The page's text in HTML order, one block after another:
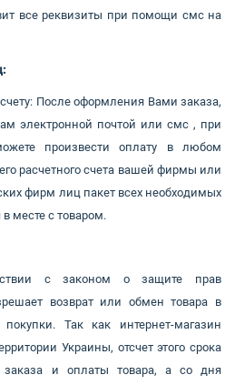
все реквизиты при помощи смс на
После оформления Вами заказа,
электронной почтой или смс , при
произвести оплату в любом
расчетного счета вашей фирмы или
фирм лиц пакет всех необходимых
месте с товаром.
с законом о защите прав
возврат или обмен товара в
Так как интернет-магазин
Украины, отсчет этого срока
и оплаты товара, а со дня